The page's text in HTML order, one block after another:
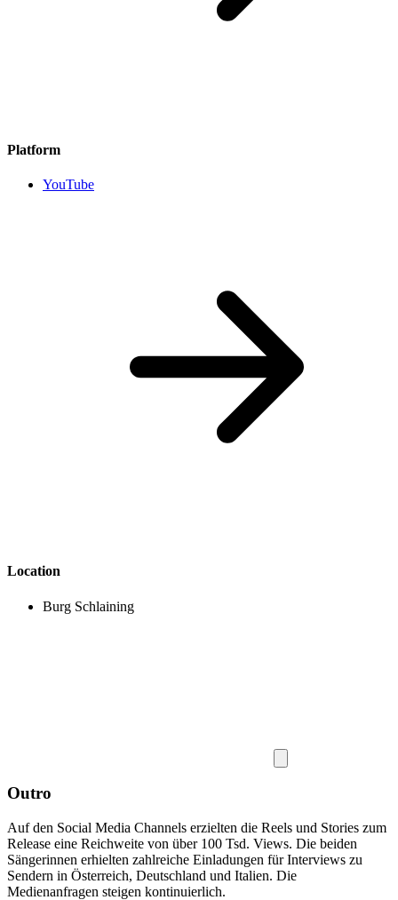
Platform
YouTube
Location
Burg Schlaining
Outro
Auf den Social Media Channels erzielten die Reels und Stories zum
Release eine Reichweite von über 100 Tsd. Views. Die beiden
Sängerinnen erhielten zahlreiche Einladungen für Interviews zu
Sendern in Österreich, Deutschland und Italien. Die
Medienanfragen steigen kontinuierlich.